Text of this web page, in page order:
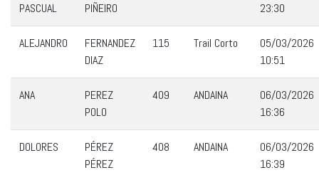
PASCUAL
PIÑEIRO
23:30
ALEJANDRO
FERNANDEZ
DIAZ
115 Trail Corto
05/03/2026
10:51
ANA
PEREZ
POLO
409 ANDAINA
06/03/2026
16:36
DOLORES
PÉREZ
PÉREZ
408 ANDAINA
06/03/2026
16:39